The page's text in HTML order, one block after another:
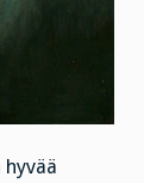
hyvää